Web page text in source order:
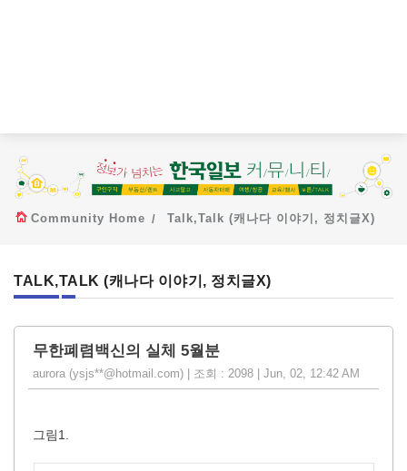
Community Home Talk,Talk (캐나다 이야기, 정치글X)
TALK,TALK (캐나다 이야기, 정치글X)
무한폐렴백신의 실체 5월분
aurora (ysjs**@hotmail.com) | 조회 : 2098 | Jun, 02, 12:42 AM
그림1.